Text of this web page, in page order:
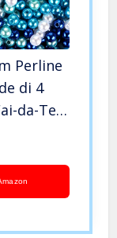
Perline
di 4
da-Te,